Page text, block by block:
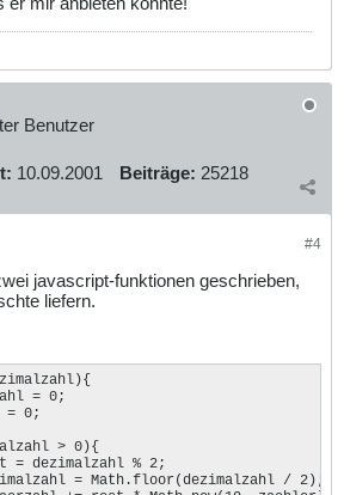
Benutzer
10.09.2001 Beiträge: 25218
#4
javascript-funktionen geschrieben,
liefern.